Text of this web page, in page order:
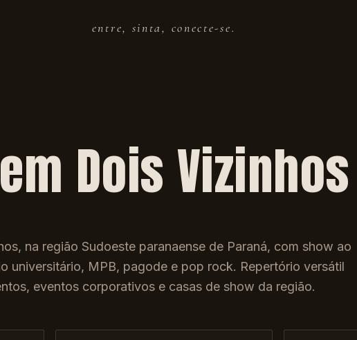
entre, sinta, conecte-se.
Dois Vizinhos
na região Sudoeste paranaense de Paraná, com show ao
universitário, MPB, pagode e pop rock. Repertório versátil
eventos corporativos e casas de show da região.